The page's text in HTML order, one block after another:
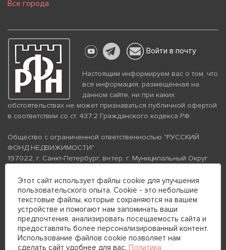
Все города
Войти в почту
Настоящим информируем вас о том, что
вся информация, размещенная на
данном сайте, ни при каких
обстоятельствах не может признаваться публичной офертой
в соответствии со ст. 437.2 Гражданского кодекса РФ.
Общество с ограниченной ответственностью "РУССКИЙ
ФОНД НЕДВИЖИМОСТИ"
197022, г. Санкт-Петербург, вн.тер. г. Муниципальный Округ
помещение 26Н, комната 103
ИНН 7813672570 КПП 781301001 ОГРН 1237800058870
Политика конфиденциальности
Политика обработки
персональных данных
Телефон для связи:
+7 (812) 200-99-98
Этот сайт использует файлы cookie для улучшения
пользовательского опыта. Cookie - это небольшие
текстовые файлы, которые сохраняются на вашем
устройстве и помогают нам запоминать ваши
предпочтения, анализировать посещаемость сайта и
предоставлять более персонализированный контент.
Использование файлов cookie позволяет нам
сделать сайт удобнее для вас. Политика